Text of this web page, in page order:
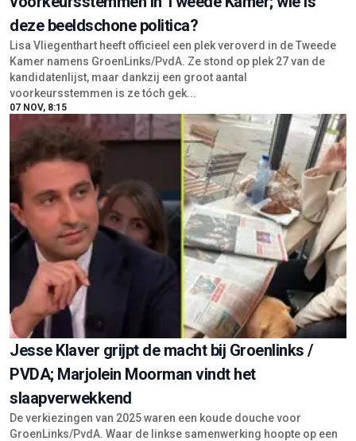
deze beeldschone politica?
Lisa Vliegenthart heeft officieel een plek veroverd in de Tweede
Kamer namens GroenLinks/PvdA. Ze stond op plek 27 van de
kandidatenlijst, maar dankzij een groot aantal
voorkeursstemmen is ze tóch gek...
07 NOV, 8:15
Jesse Klaver grijpt de macht bij Groenlinks /
PVDA; Marjolein Moorman vindt het
slaapverwekkend
De verkiezingen van 2025 waren een koude douche voor
GroenLinks/PvdA. Waar de linkse samenwerking hoopte op een